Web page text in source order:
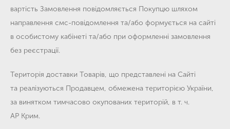
вартість Замовлення повідомляється Покупцю шляхом
направлення смс-повідомлення та/або формується на сайті
в особистому кабінеті та/або при оформленні замовлення
без реєстрації.
Територія доставки Товарів, що представлені на Сайті
та реалізуються Продавцем, обмежена територією України,
за винятком тимчасово окупованих територій, в т. ч.
АР Крим.